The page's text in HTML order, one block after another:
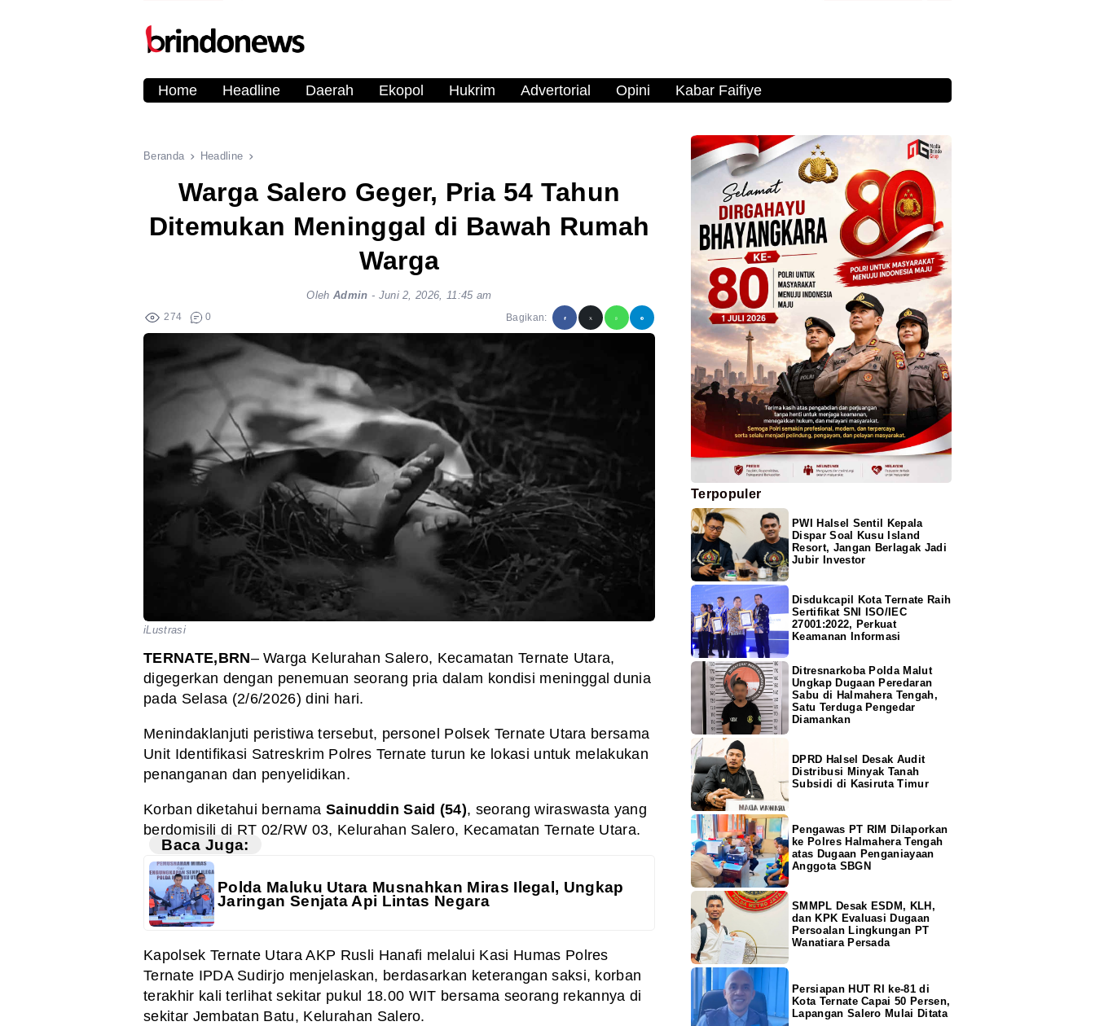
Home Headline Daerah Ekopol Hukrim Advertorial Opini Kabar Faifiye
Beranda Headline
Warga Salero Geger, Pria 54 Tahun
Ditemukan Meninggal di Bawah Rumah
Warga
Oleh Admin - Juni 2, 2026, 11:45 am
274 0 Bagikan:
iLustrasi
TERNATE,BRN– Warga Kelurahan Salero, Kecamatan Ternate Utara,
digegerkan dengan penemuan seorang pria dalam kondisi meninggal dunia
pada Selasa (2/6/2026) dini hari.
Menindaklanjuti peristiwa tersebut, personel Polsek Ternate Utara bersama
Unit Identifikasi Satreskrim Polres Ternate turun ke lokasi untuk melakukan
penanganan dan penyelidikan.
Korban diketahui bernama Sainuddin Said (54), seorang wiraswasta yang
berdomisili di RT 02/RW 03, Kelurahan Salero, Kecamatan Ternate Utara.
Baca Juga:
Polda Maluku Utara Musnahkan Miras Ilegal, Ungkap
Jaringan Senjata Api Lintas Negara
Kapolsek Ternate Utara AKP Rusli Hanafi melalui Kasi Humas Polres
Ternate IPDA Sudirjo menjelaskan, berdasarkan keterangan saksi, korban
terakhir kali terlihat sekitar pukul 18.00 WIT bersama seorang rekannya di
sekitar Jembatan Batu, Kelurahan Salero.
Terpopuler
PWI Halsel Sentil Kepala
Dispar Soal Kusu Island
Resort, Jangan Berlagak Jadi
Jubir Investor
Disdukcapil Kota Ternate Raih
Sertifikat SNI ISO/IEC
27001:2022, Perkuat
Keamanan Informasi
Ditresnarkoba Polda Malut
Ungkap Dugaan Peredaran
Sabu di Halmahera Tengah,
Satu Terduga Pengedar
Diamankan
DPRD Halsel Desak Audit
Distribusi Minyak Tanah
Subsidi di Kasiruta Timur
Pengawas PT RIM Dilaporkan
ke Polres Halmahera Tengah
atas Dugaan Penganiayaan
Anggota SBGN
SMMPL Desak ESDM, KLH,
dan KPK Evaluasi Dugaan
Persoalan Lingkungan PT
Wanatiara Persada
Persiapan HUT RI ke-81 di
Kota Ternate Capai 50 Persen,
Lapangan Salero Mulai Ditata